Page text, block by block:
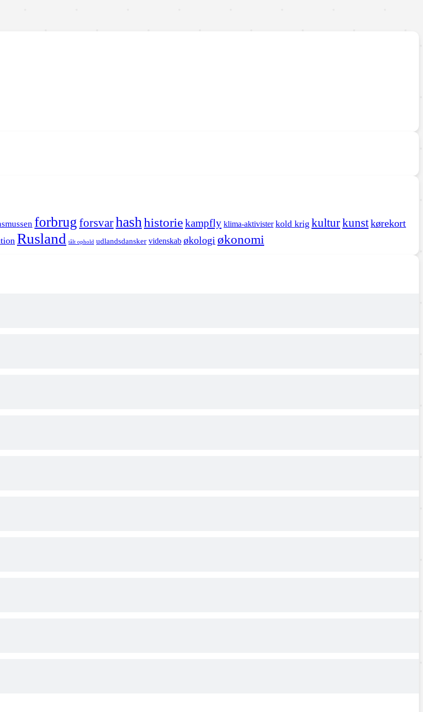
forbrugforsvarhashhistoriekampfly klima-aktivister kold krig kulturkunstkørekort
Rusland tålt ophold udlandsdansker videnskab økologi økonomi